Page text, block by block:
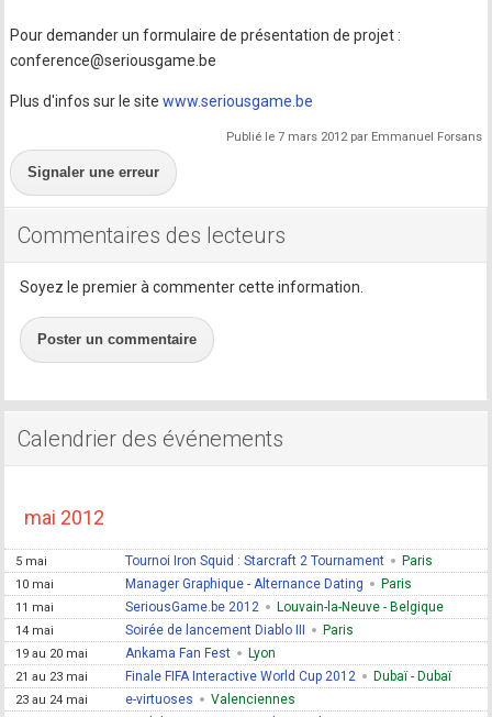
Pour demander un formulaire de présentation de projet :
conference@seriousgame.be
Plus d'infos sur le sitewww.seriousgame.be
Publié le 7 mars 2012 par Emmanuel Forsans
Signaler une erreur
Commentaires des lecteurs
Soyez le premier à commenter cette information.
Poster un commentaire
Calendrier des événements
mai 2012
5 mai Tournoi Iron Squid : Starcraft 2 Tournament Paris
10 mai Manager Graphique - Alternance Dating Paris
11 mai SeriousGame.be 2012 Louvain-la-Neuve - Belgique
14 mai Soirée de lancement Diablo III Paris
19 au 20 mai Ankama Fan Fest Lyon
21 au 23 mai Finale FIFA Interactive World Cup 2012 Dubaï - Dubaï
23 au 24 mai e-virtuoses Valenciennes